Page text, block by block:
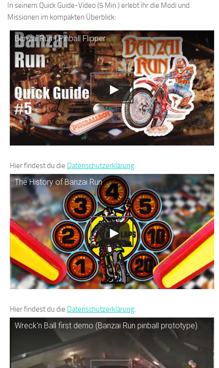
In seinem Quick Guide-Video (5 Min.) erlebt ihr die Modi und
Missionen im kompakten Überblick:
Banzai Run I Pinball Flipper
Hier findest du die Datenschutzerklärung.
The History of Banzai Run
Hier findest du die Datenschutzerklärung.
Wreck'n Ball first demo (Banzai Run pinball prototype)